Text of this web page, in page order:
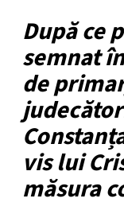
După ce
semnat
de
vis lui
măsura